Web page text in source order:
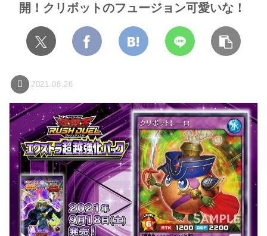
開！クリボットのフュージョン可愛いな！
2021.08.26